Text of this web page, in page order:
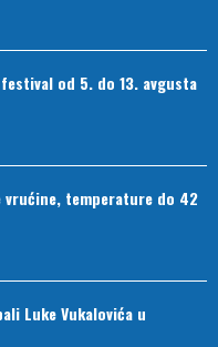
od 5. do 13. avgusta
vrućine, temperature do 42
Luke Vukalovića u